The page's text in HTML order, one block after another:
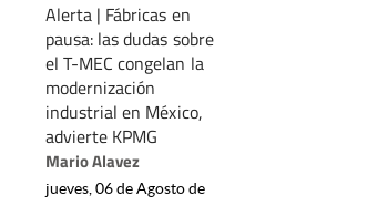
Alerta | Fábricas en
pausa: las dudas sobre
el T-MEC congelan la
modernización
industrial en México,
advierte KPMG
Mario Alavez
jueves, 06 de Agosto de